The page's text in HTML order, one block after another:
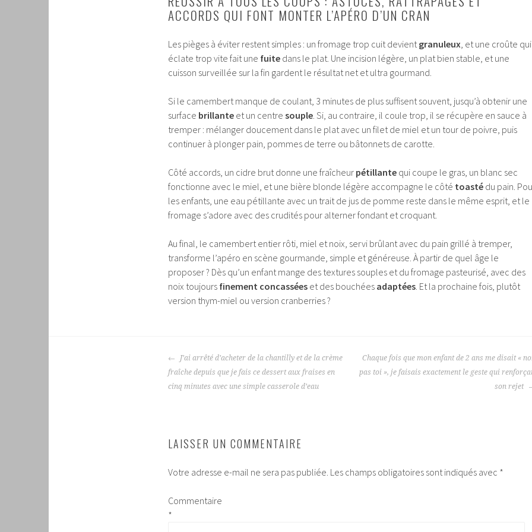
ACCORDS QUI FONT MONTER L’APÉRO D’UN CRAN
Les pièges à éviter restent simples : un fromage trop cuit devientgranuleux, et une croûte qui
éclate trop vite fait une fuite dans le plat. Une incision légère, un plat bien stable, et une
cuisson surveillée sur la fin gardent le résultat net et ultra gourmand.
Si le camembert manque de coulant, 3 minutes de plus suffisent souvent, jusqu’à obtenir une
surface brillante et un centre souple. Si, au contraire, il coule trop, il se récupère en sauce à
tremper : mélanger doucement dans le plat avec un filet de miel et un tour de poivre, puis
continuer à plonger pain, pommes de terre ou bâtonnets de carotte.
Côté accords, un cidre brut donne une fraîcheur pétillante qui coupe le gras, un blanc sec
fonctionne avec le miel, et une bière blonde légère accompagne le côté toasté du pain.
les enfants, une eau pétillante avec un trait de jus de pomme reste dans le même esprit, et le
fromage s’adore avec des crudités pour alterner fondant et croquant.
Au final, le camembert entier rôti, miel et noix, servi brûlant avec du pain grillé à tremper,
transforme l’apéro en scène gourmande, simple et généreuse. À partir de quel âge le
proposer ? Dès qu’un enfant mange des textures souples et du fromage pasteurisé, avec des
noix toujours finement concassées et des bouchées adaptées. Et la prochaine fois, plutôt
version thym-miel ou version cranberries ?
NAVIGATION
DES
ARTICLES
J’ai arrêté d’acheter de la chantilly et de la crème
fraîche depuis que je fais ce dessert aux fraises en
cinq minutes avec une simple casserole d’eau
Chaque fois que mon enfant de 2 ans me disait «
pas toi », je faisais exactement le geste qui
son rejet
LAISSER UN COMMENTAIRE
Votre adresse e-mail ne sera pas publiée. Les champs obligatoires sont indiqués avec *
Commentaire
*